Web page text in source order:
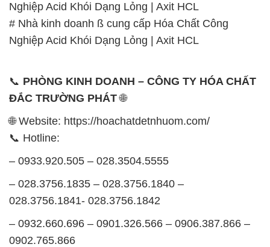
Nghiệp Acid Khói Dạng Lỏng | Axit HCL
# Nhà kinh doanh ß cung cấp Hóa Chất Công
Nghiệp Acid Khói Dạng Lỏng | Axit HCL
📞 PHÒNG KINH DOANH – CÔNG TY HÓA CHẤT
ĐẮC TRƯỜNG PHÁT🌐
🌐 Website: https://hoachatdetnhuom.com/
📞 Hotline:
– 0933.920.505 – 028.3504.5555
– 028.3756.1835 – 028.3756.1840 –
028.3756.1841- 028.3756.1842
– 0932.660.696 – 0901.326.566 – 0906.387.866 –
0902.765.866